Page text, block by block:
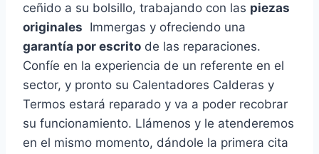
ceñido a su bolsillo, trabajando con las piezas
originales Immergas y ofreciendo una
garantía por escrito de las reparaciones.
Confíe en la experiencia de un referente en el
sector, y pronto su Calentadores Calderas y
Termos estará reparado y va a poder recobrar
su funcionamiento. Llámenos y le atenderemos
en el mismo momento, dándole la primera cita